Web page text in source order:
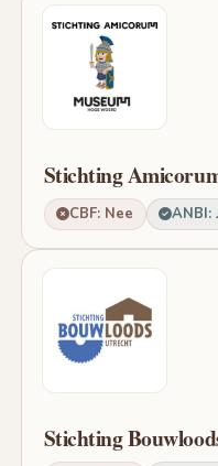
Stichting
CBF: Nee ANBI:
Stichting